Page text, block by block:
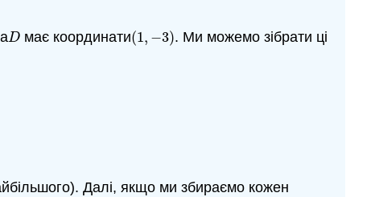
D
D має координати(1, −3)
(1, −3) . Ми можемо зібрати ці
Далі, якщо ми збираємо кожен